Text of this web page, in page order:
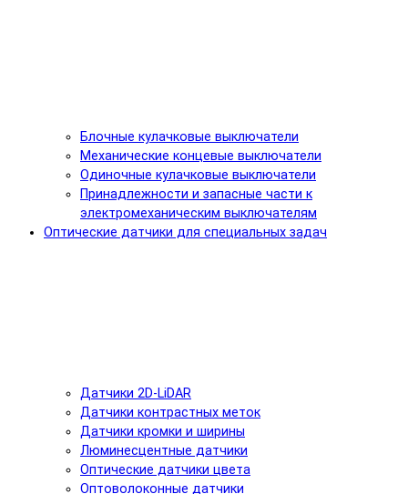
Блочные кулачковые выключатели
Механические концевые выключатели
Одиночные кулачковые выключатели
Принадлежности и запасные части к
электромеханическим выключателям
Оптические датчики для специальных задач
Датчики 2D-LiDAR
Датчики контрастных меток
Датчики кромки и ширины
Люминесцентные датчики
Оптические датчики цвета
Оптоволоконные датчики